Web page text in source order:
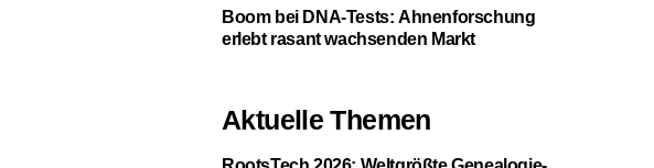
Boom bei DNA-Tests: Ahnenforschung
erlebt rasant wachsenden Markt
Aktuelle Themen